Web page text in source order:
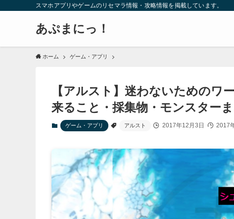
スマホアプリやゲームのリセマラ情報・攻略情報を掲載しています。
あぷまにっ！
ホーム ゲーム・アプリ
【アルスト】迷わないためのワ
来ること・採集物・モンスター
ゲーム・アプリ アルスト 2017年12月3日 2017